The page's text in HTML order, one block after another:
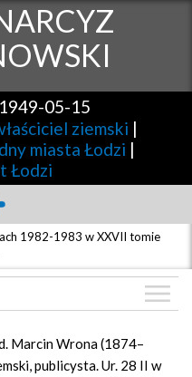
1949-05-15
ziemski |
miasta Łodzi |
Łodzi
1982-1983 w XXVII tomie
Marcin Wrona (1874–
publicysta. Ur. 28 II w